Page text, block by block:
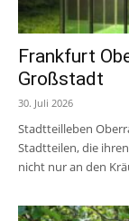
Frankfurt
Großstadt
30. Juli 2026
Stadtteilleben
Stadtteilen, die
nicht nur an den